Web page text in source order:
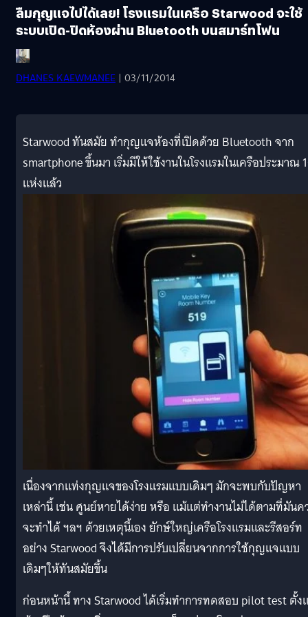
ลืมกุญแจไปได้เลย! โรงแรมในเครือ Starwood จะใช้
ระบบเปิด-ปิดห้องผ่าน Bluetooth บนสมาร์ทโฟน
DHANES KAEWMANEE | 03/11/2014
Starwood ทันสมัย ทำกุญแจห้องที่เปิดด้วย Bluetooth จาก
smartphone ขึ้นมา เริ่มมีให้ใช้งานในโรงแรมในเครือประมาณ
แห่งแล้ว
เนื่องจากแท่งกุญแจของโรงแรมแบบเดิมๆ มักจะพบกับปัญหา
เหล่านี้ เช่น ศูนย์หายได้ง่าย หรือ แม้แต่ทำงานไม่ได้ตามที่มันค
จะทำได้ ฯลฯ ด้วยเหตุนี้เอง ยักษ์ใหญ่เครือโรงแรมและรีสอร์ท
อย่าง Starwood จึงได้มีการปรับเปลี่ยนจากการใช้กุญแจแบบ
เดิมๆให้ทันสมัยขึ้น
ก่อนหน้านี้ ทาง Starwood ได้เริ่มทำการทดสอบ pilot test ตั้ง